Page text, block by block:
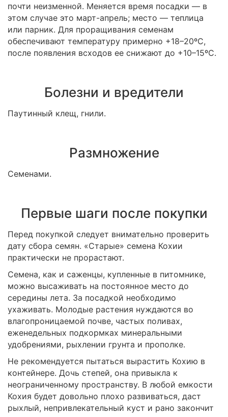
почти неизменной. Меняется время посадки — в
этом случае это март-апрель; место — теплица
или парник. Для проращивания семенам
обеспечивают температуру примерно +18–20ºС,
после появления всходов ее снижают до +10–15ºС.
Болезни и вредители
Паутинный клещ, гнили.
Размножение
Семенами.
Первые шаги после покупки
Перед покупкой следует внимательно проверить
дату сбора семян. «Старые» семена Кохии
практически не прорастают.
Семена, как и саженцы, купленные в питомнике,
можно высаживать на постоянное место до
середины лета. За посадкой необходимо
ухаживать. Молодые растения нуждаются во
влагопроницаемой почве, частых поливах,
еженедельных подкормках минеральными
удобрениями, рыхлении грунта и прополке.
Не рекомендуется пытаться вырастить Кохию в
контейнере. Дочь степей, она привыкла к
неограниченному пространству. В любой емкости
Кохия будет довольно плохо развиваться, даст
рыхлый, непривлекательный куст и рано закончит